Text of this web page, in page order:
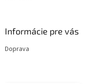
Informácie pre vás
Doprava